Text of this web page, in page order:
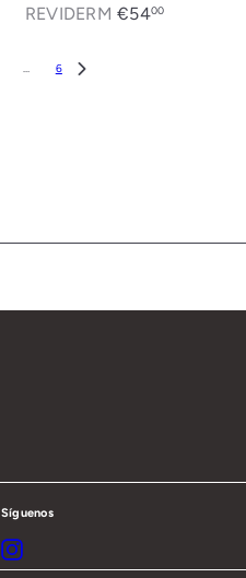
REVIDERM€5400
… 6
Síguenos
Instagram